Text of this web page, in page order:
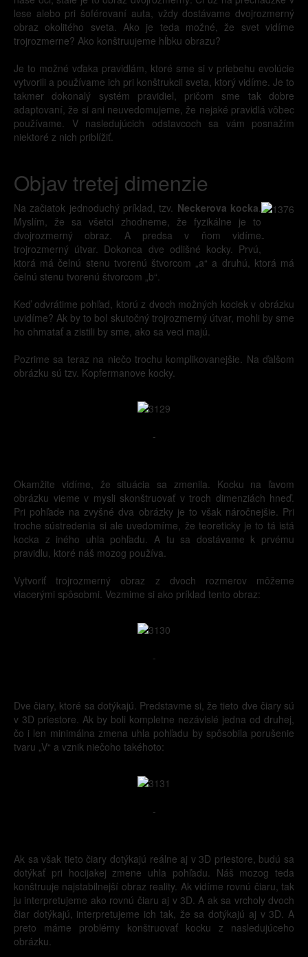
lese alebo pri šoférovaní auta, vždy dostávame dvojrozmerný
obraz okolitého sveta. Ako je teda možné, že svet vidíme
trojrozmerne? Ako konštruujeme hĺbku obrazu?
Je to možné vďaka pravidlám, ktoré sme si v priebehu evolúcie
vytvorili a používame ich pri konštrukcii sveta, ktorý vidíme. Je to
takmer dokonalý systém pravidiel, pričom sme tak dobre
adaptovaní, že si ani neuvedomujeme, že nejaké pravidlá vôbec
používame. V nasledujúcich odstavcoch sa vám posnažím
niektoré z nich priblížiť.
Objav tretej dimenzie
-
Na začiatok jednoduchý príklad, tzv. Neckerova kocka
Myslím, že sa všetci zhodneme, že fyzikálne je to
dvojrozmerný obraz. A predsa v ňom vidíme
trojrozmerný útvar. Dokonca dve odlišné kocky. Prvú,
ktorá má čelnú stenu tvorenú štvorcom „a“ a druhú, ktorá má
čelnú stenu tvorenú štvorcom „b“.
Keď odvrátime pohľad, ktorú z dvoch možných kociek v obrázku
uvidíme? Ak by to bol skutočný trojrozmerný útvar, mohli by sme
ho ohmatať a zistili by sme, ako sa veci majú.
Pozrime sa teraz na niečo trochu komplikovanejšie. Na ďalšom
obrázku sú tzv. Kopfermanove kocky.
-
Okamžite vidíme, že situácia sa zmenila. Kocku na ľavom
obrázku vieme v mysli skonštruovať v troch dimenziách hneď.
Pri pohľade na zvyšné dva obrázky je to však náročnejšie. Pri
troche sústredenia si ale uvedomíme, že teoreticky je to tá istá
kocka z iného uhla pohľadu. A tu sa dostávame k prvému
pravidlu, ktoré náš mozog používa.
Vytvoriť trojrozmerný obraz z dvoch rozmerov môžeme
viacerými spôsobmi. Vezmime si ako príklad tento obraz:
-
Dve čiary, ktoré sa dotýkajú. Predstavme si, že tieto dve čiary sú
v 3D priestore. Ak by boli kompletne nezávislé jedna od druhej,
čo i len minimálna zmena uhla pohľadu by spôsobila porušenie
tvaru „V“ a vznik niečoho takéhoto:
-
Ak sa však tieto čiary dotýkajú reálne aj v 3D priestore, budú sa
dotýkať pri hocijakej zmene uhla pohľadu. Náš mozog teda
konštruuje najstabilnejší obraz reality. Ak vidíme rovnú čiaru, tak
ju interpretujeme ako rovnú čiaru aj v 3D. A ak sa vrcholy dvoch
čiar dotýkajú, interpretujeme ich tak, že sa dotýkajú aj v 3D. A
preto máme problémy konštruovať kocku z nasledujúceho
obrázku.